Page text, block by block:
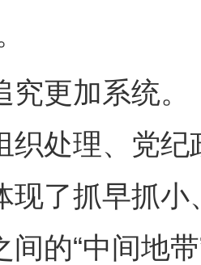
更加系统。
织处理、党
现了抓早抓
间的“中间地